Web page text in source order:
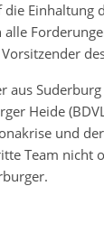
Einhaltung
aus
Heide
und
Team nicht